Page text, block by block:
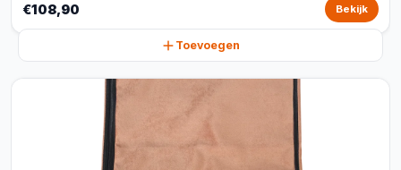
€108,90 Bekijk
Toevoegen